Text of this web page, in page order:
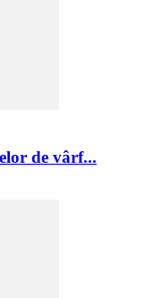
de vârf...